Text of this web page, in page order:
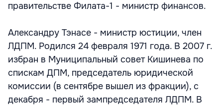
правительстве Филата-1 - министр финансов.
Александру Тэнасе - министр юстиции, член
ЛДПМ. Родился 24 февраля 1971 года. В 2007 г.
избран в Муниципальный совет Кишинева по
спискам ДПМ, председатель юридической
комиссии (в сентябре вышел из фракции), с
декабря - первый зампредседателя ЛДПМ. В